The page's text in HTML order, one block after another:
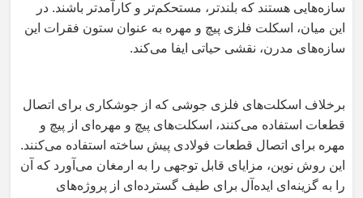
سازه‌هایی هستند که بلندتر، مستحکم‌تر و کارآمدتر باشند. در
این میان، اسکلت فلزی پیچ و مهره به عنوان ستون فقرات این
سازه‌های مدرن، نقشی حیاتی ایفا می‌کند.
برخلاف اسکلت‌های فلزی جوشی که از جوشکاری برای اتصال
قطعات استفاده می‌کنند، اسکلت‌های پیچ و مهره‌ای از پیچ و
مهره برای اتصال قطعات فولادی پیش ساخته استفاده می‌کنند.
این روش نوین، مزایای قابل توجهی را به ارمغان می‌آورد که آن
را به گزینه‌ای ایده‌آل برای طیف گسترده‌ای از پروژه‌های